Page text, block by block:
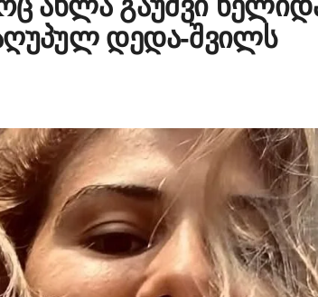
დედა-შვილს